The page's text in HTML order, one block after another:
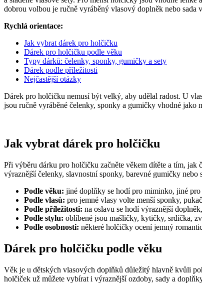
dobrou volbou je ručně vyráběný vlasový doplněk nebo sada
Rychlá orientace:
Jak vybrat dárek pro holčičku
Dárek pro holčičku podle věku
Typy dárků: čelenky, sponky, gumičky a sety
Dárek podle příležitosti
Nejčastější otázky
Dárek pro holčičku nemusí být velký, aby udělal radost. U
jsou ručně vyráběné čelenky, sponky a gumičky vhodné
Jak vybrat dárek pro holčičku
Při výběru dárku pro holčičku začněte věkem dítěte a tím, jak
výraznější čelenky, slavnostní sponky, barevné gumičky
Podle věku: jiné doplňky se hodí pro miminko, jiné
Podle vlasů: pro jemné vlasy volte menší sponky,
Podle příležitosti: na oslavu se hodí výraznější
Podle stylu: oblíbené jsou mašličky, kytičky, srdíčka,
Podle osobnosti: některé holčičky ocení jemný
Dárek pro holčičku podle věku
Věk je u dětských vlasových doplňků důležitý hlavně kvůli
holčiček už můžete vybírat i výraznější ozdoby, sady a